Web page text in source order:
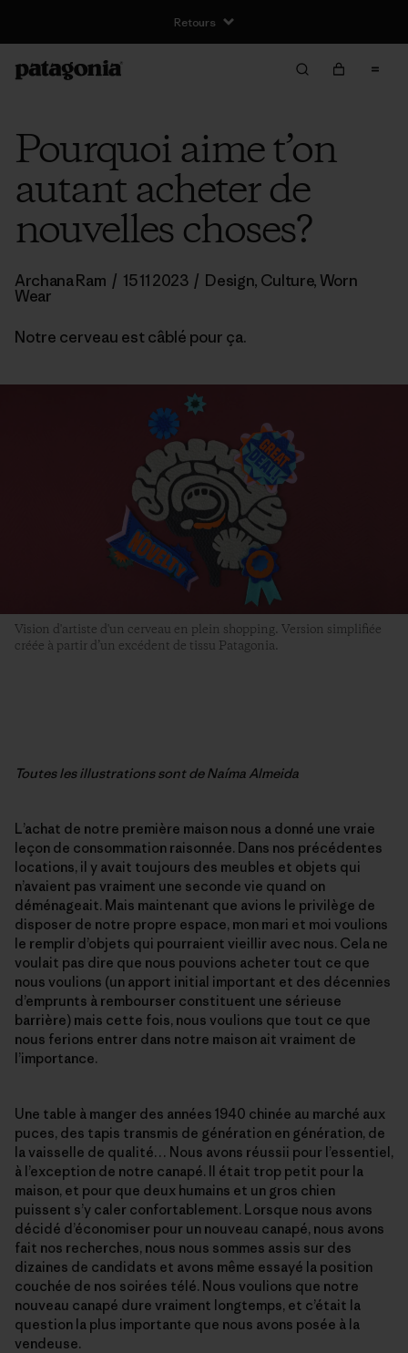
Retours
Pourquoi aime t’on
autant acheter de
nouvelles choses?
Archana Ram / 15 11 2023 / Design, Culture, Worn
Wear
Notre cerveau est câblé pour ça.
Vision d'artiste d'un cerveau en plein shopping. Version simplifiée
créée à partir d’un excédent de tissu Patagonia.
Toutes les illustrations sont de Naíma Almeida
L’achat de notre première maison nous a donné une vraie
leçon de consommation raisonnée. Dans nos précédentes
locations, il y avait toujours des meubles et objets qui
n’avaient pas vraiment une seconde vie quand on
déménageait. Mais maintenant que avions le privilège de
disposer de notre propre espace, mon mari et moi voulions
le remplir d’objets qui pourraient vieillir avec nous. Cela ne
voulait pas dire que nous pouvions acheter tout ce que
nous voulions (un apport initial important et des décennies
d’emprunts à rembourser constituent une sérieuse
barrière) mais cette fois, nous voulions que tout ce que
nous ferions entrer dans notre maison ait vraiment de
l’importance.
Une table à manger des années 1940 chinée au marché aux
puces, des tapis transmis de génération en génération, de
la vaisselle de qualité… Nous avons réussii pour l’essentiel,
à l’exception de notre canapé. Il était trop petit pour la
maison, et pour que deux humains et un gros chien
puissent s’y caler confortablement. Lorsque nous avons
décidé d’économiser pour un nouveau canapé, nous avons
fait nos recherches, nous nous sommes assis sur des
dizaines de candidats et avons même essayé la position
couchée de nos soirées télé. Nous voulions que notre
nouveau canapé dure vraiment longtemps, et c’était la
question la plus importante que nous avons posée à la
vendeuse.